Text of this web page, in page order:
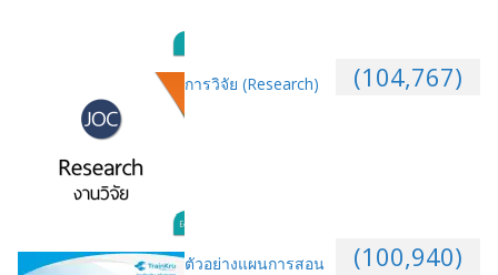
(104,767)
การวิจัย (Research)
(100,940)
ตัวอย่างแผนการสอน